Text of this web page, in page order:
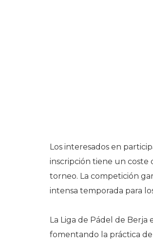
Los interesados en
inscripción tiene un coste
torneo. La competición
intensa temporada para
La Liga de Pádel de
fomentando la práctica del